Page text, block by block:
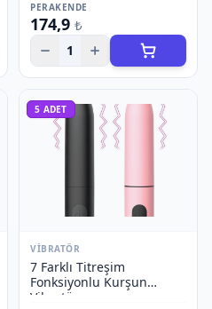
PERAKENDE
174,9 ₺
1
5 ADET
VIBRATÖR
7 Farklı Titreşim
Fonksiyonlu Kurşun
Vibratör